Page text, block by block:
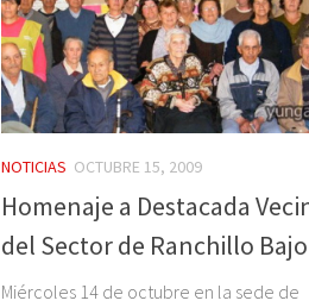
NOTICIAS OCTUBRE 15, 2009
Homenaje a Destacada
del Sector de Ranchillo Bajo
Miércoles 14 de octubre en la sede de